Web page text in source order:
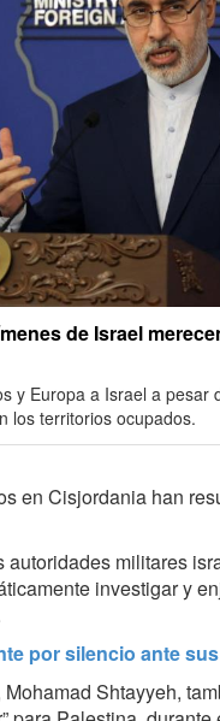
de Israel
y Europa a Israel a pesar
los territorios ocupados.
en Cisjordania han
militares
investigar y
por silencio ante
Shtayyeh,